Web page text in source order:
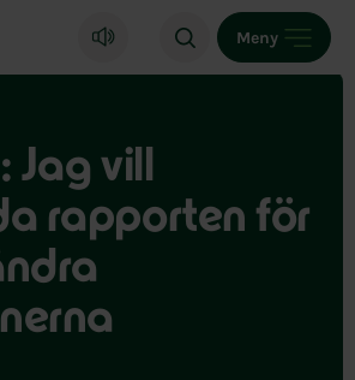
startsida
Meny
Jag vill
rapporten för